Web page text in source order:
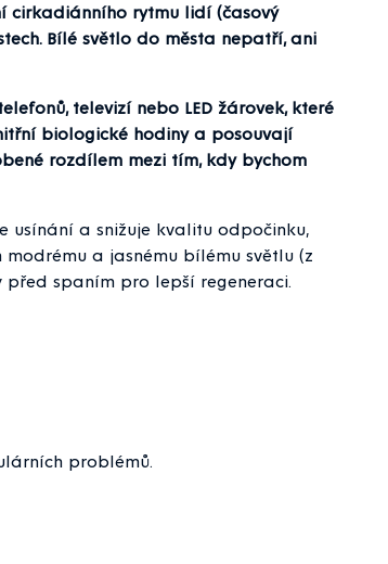
cirkadiánního rytmu lidí (časový
Bílé světlo do města nepatří, ani
televizí nebo LED žárovek, které
biologické hodiny a posouvají
rozdílem mezi tím, kdy bychom
usínání a snižuje kvalitu odpočinku,
a jasnému bílému světlu (z
spaním pro lepší regeneraci.
problémů.